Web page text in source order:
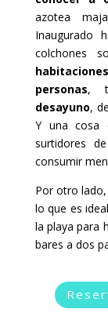
azotea
Inaugurado
colchones
personas,
desayuno,
Y una cosa
surtidores
consumir
Por otro
lo que es
la playa para
bares a dos